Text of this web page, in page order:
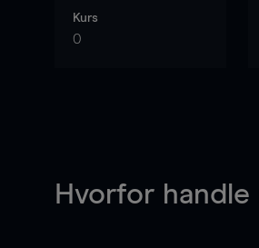
Kurs
0
Hvorfor handle